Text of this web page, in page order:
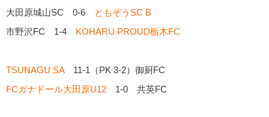
大田原城山SC 0-6
ともぞうSC B
市野沢FC 1-4 KOHARU PROUD栃木FC
TSUNAGU SA11-1（PK 3-2）御厨FC
FCガナドール大田原U12 1-0 共英FC